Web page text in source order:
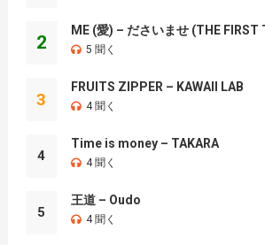
2
ME (愛) – ださいませ (THE FIRST
5 聞く
3
FRUITS ZIPPER – KAWAII LAB
4 聞く
4
Time is money – TAKARA
4 聞く
5
王道 – Oudo
4 聞く